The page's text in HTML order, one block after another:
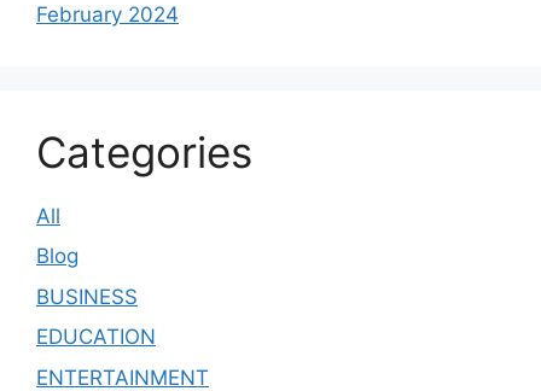
February 2024
Categories
All
Blog
BUSINESS
EDUCATION
ENTERTAINMENT